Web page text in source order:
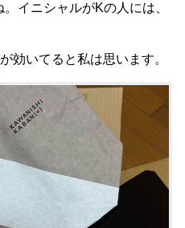
イニシャルがKの人には、
が効いてると私は思います。